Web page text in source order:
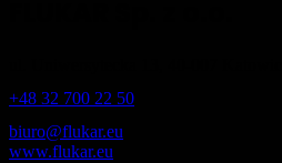
+48 32 700 22 50
biuro@flukar.eu
www.flukar.eu